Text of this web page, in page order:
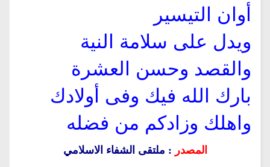
أوان التيسير
ويدل على سلامة النية
والقصد وحسن العشرة
بارك الله فيك وفى أولادك
واهلك وزادكم من فضله
المصدر : ملتقى الشفاء الاسلامي